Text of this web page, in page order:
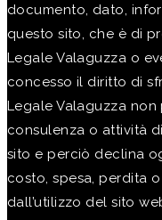
documento, dato,
questo sito, che è di
Legale Valaguzza o
concesso il diritto di
Legale Valaguzza
consulenza o attività
sito e perciò declina
costo, spesa, perdita
dall’utilizzo del sito